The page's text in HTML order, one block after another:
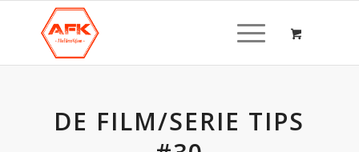
DE FILM/SERIE TIPS